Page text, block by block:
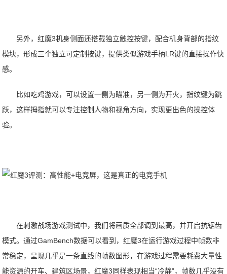
另外，红魔3机身侧面还搭载独立触控按键，配合机身背部的指纹
模块，形成三个独立可定制按键，提供类似游戏手柄LR键的直接操作快
感。
比如吃鸡游戏，可以设置一侧为瞄准，另一侧为开火，指纹键为跳
跃，这样拇指就可以专注控制人物和视角方向，实现更出色的操控体
验。
在刺激战场游戏测试中，我们将画质全部调到最高，并开启抗锯齿
模式。通过GamBench数据可以看到，红魔3在运行游戏过程中帧数非
常稳定，呈现几乎是一条直线的帧数图形，在游戏过程需要耗费大量性
能资源的开车、建筑区场景，红魔3同样表现相当“冷静”，帧数几乎没有